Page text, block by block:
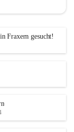
Fraxern gesucht!